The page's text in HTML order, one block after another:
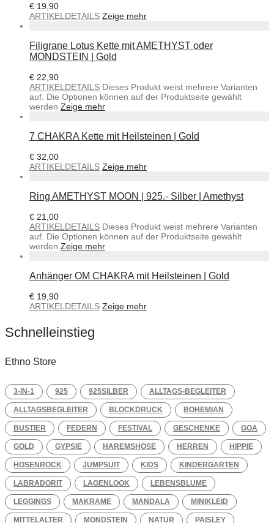
€ 19,90
ARTIKELDETAILS Zeige mehr
Filigrane Lotus Kette mit AMETHYST oder
MONDSTEIN | Gold
€ 22,90
ARTIKELDETAILS Dieses Produkt weist mehrere Varianten
auf. Die Optionen können auf der Produktseite gewählt
werden Zeige mehr
7 CHAKRA Kette mit Heilsteinen | Gold
€ 32,00
ARTIKELDETAILS Zeige mehr
Ring AMETHYST MOON | 925.- Silber | Amethyst
€ 21,00
ARTIKELDETAILS Dieses Produkt weist mehrere Varianten
auf. Die Optionen können auf der Produktseite gewählt
werden Zeige mehr
Anhänger OM CHAKRA mit Heilsteinen | Gold
€ 19,90
ARTIKELDETAILS Zeige mehr
Schnelleinstieg
Ethno Store
3-IN-1 925 925SILBER ALLTAGS-BEGLEITER
ALLTAGSBEGLEITER BLOCKDRUCK BOHEMIAN
BUSTIER FEDERN FESTIVAL GESCHENKE GOA
GOLD GYPSIE HAREMSHOSE HERREN HIPPIE
HOSENROCK JUMPSUIT KIDS KINDERGARTEN
LABRADORIT LAGENLOOK LEBENSBLUME
LEGGINGS MAKRAME MANDALA MINIKLEID
MITTELALTER MONDSTEIN NATUR PAISLEY